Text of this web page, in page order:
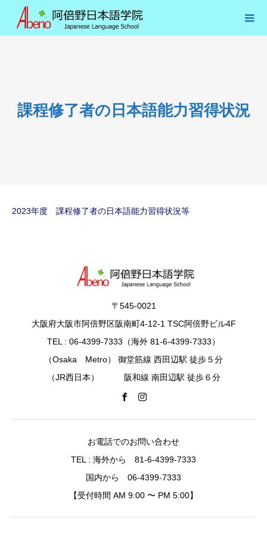
課程修了者の日本語能力習得状況
2023年度 課程修了者の日本語能力習得状況等
〒545-0021
大阪府大阪市阿倍野区阪南町4-12-1 TSC阿倍野ビル4F
TEL : 06-4399-7333（海外 81-6-4399-7333）
（Osaka Metro） 御堂筋線 西田辺駅 徒歩５分
（JR西日本） 阪和線 南田辺駅 徒歩６分
お電話でのお問い合わせ
TEL : 海外から 81-6-4399-7333
国内から 06-4399-7333
【受付時間 AM 9:00 〜 PM 5:00】